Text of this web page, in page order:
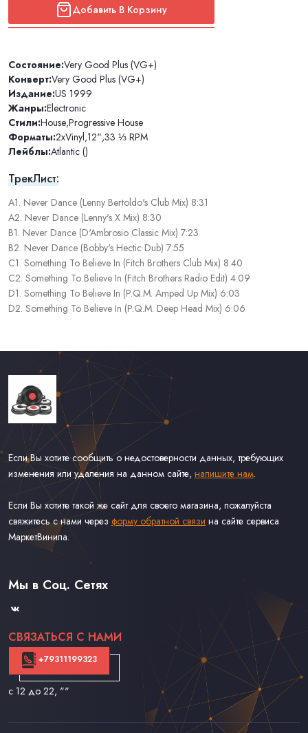
Добавить В Корзину
Состояние:Very Good Plus (VG+)
Конверт:Very Good Plus (VG+)
Издание:US 1999
Жанры:Electronic
Стили:House,Progressive House
Форматы:2xVinyl,12",33 ⅓ RPM
Лейблы:Atlantic ()
ТрекЛист:
A1. Never Dance (Lenny Bertoldo's Club Mix) 8:31
A2. Never Dance (Lenny's X Mix) 8:30
B1. Never Dance (D'Ambrosio Classic Mix) 7:23
B2. Never Dance (Bobby's Hectic Dub) 7:55
C1. Something To Believe In (Fitch Brothers Club Mix) 8:40
C2. Something To Believe In (Fitch Brothers Radio Edit) 4:09
D1. Something To Believe In (P.Q.M. Amped Up Mix) 6:03
D2. Something To Believe In (P.Q.M. Deep Head Mix) 6:06
Если Вы хотите сообщить о недостоверности данных, требующих
изменения или удаления на данном сайте, напишите нам.
Если Вы хотите такой же сайт для своего магазина, пожалуйста
свяжитесь с нами через форму обратной связи на сайте сервиса
МаркетВинила.
Каталог Винила, CD и Кассет
Доставка и Оплата
Мы в Соц. Сетях
СВЯЗАТЬСЯ С НАМИ
+79311199323
с 12 до 22, ""